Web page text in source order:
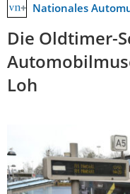
Nationales
Die Oldtimer-
Loh